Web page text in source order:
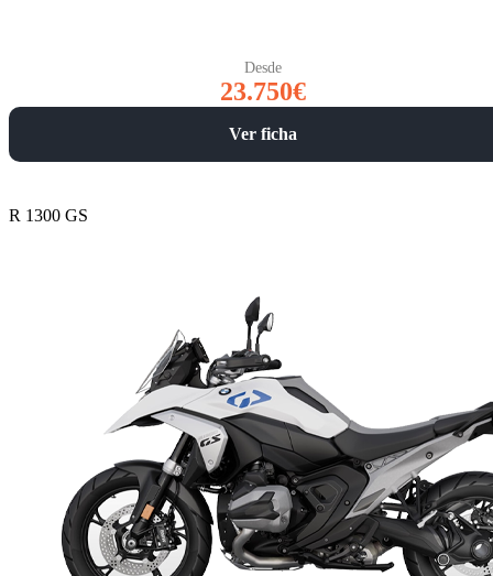
Desde
23.750€
Ver ficha
R 1300 GS